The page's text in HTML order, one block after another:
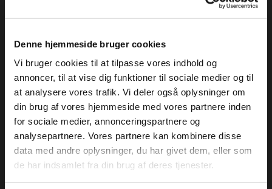
Denne hjemmeside bruger cookies
Vi bruger cookies til at tilpasse vores indhold og
annoncer, til at vise dig funktioner til sociale medier og til
at analysere vores trafik. Vi deler også oplysninger om
din brug af vores hjemmeside med vores partnere inden
for sociale medier, annonceringspartnere og
analysepartnere. Vores partnere kan kombinere disse
data med andre oplysninger, du har givet dem, eller som
de har indsamlet fra din brug af deres tjenester.